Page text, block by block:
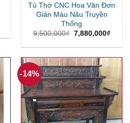
Tủ Thờ CNC Hoa Văn Đơn
Giản Màu Nâu Truyền
Thống
9,500,000₫ Giá
là:
7,880,000₫Giá
tại
-14%